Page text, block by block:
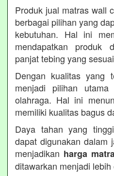
Produk jual matras wall
berbagai pilihan yang
kebutuhan. Hal ini
mendapatkan produk
panjat tebing yang
Dengan kualitas yang
menjadi pilihan
olahraga. Hal ini
memiliki kualitas bagus
Daya tahan yang
dapat digunakan dalam
menjadikan harga
ditawarkan menjadi lebih